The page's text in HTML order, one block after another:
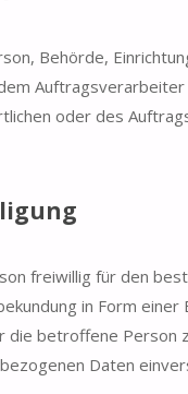
Behörde,
oder des
freiwillig für den
in Form
die betroffene Person
Daten